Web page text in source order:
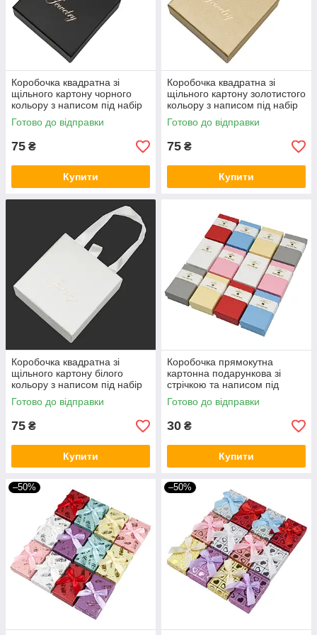
Коробочка квадратна зі
щільного картону чорного
кольору з написом під набір
прикрас розмір 10х10х3.5 см
Готово до відправки
75 ₴
Купити
Коробочка квадратна зі
щільного картону золотистого
кольору з написом під набір
прикрас розмір 10х10х3.5 см
Готово до відправки
75 ₴
Купити
Коробочка квадратна зі
щільного картону білого
кольору з написом під набір
прикрас розмір 10х10х3.5 см
Готово до відправки
75 ₴
Купити
Коробочка прямокутна
картонна подарункова зі
стрічкою та написом під
набір розмір 8/5/3 см 24 шт. в
пакованні
Готово до відправки
30 ₴
Купити
–50% –50%